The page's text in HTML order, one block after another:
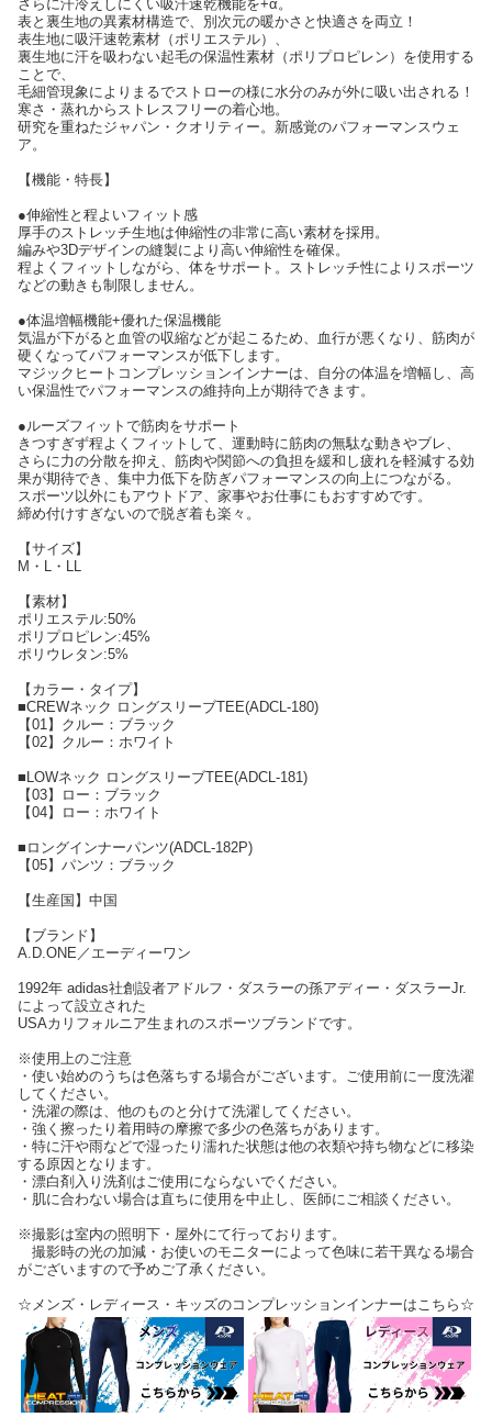
さらに汗冷えしにくい吸汗速乾機能を+α。
表と裏生地の異素材構造で、別次元の暖かさと快適さを両立！
表生地に吸汗速乾素材（ポリエステル）、
裏生地に汗を吸わない起毛の保温性素材（ポリプロピレン）を使用する
ことで、
毛細管現象によりまるでストローの様に水分のみが外に吸い出される！
寒さ・蒸れからストレスフリーの着心地。
研究を重ねたジャパン・クオリティー。新感覚のパフォーマンスウェ
ア。
【機能・特長】
●伸縮性と程よいフィット感
厚手のストレッチ生地は伸縮性の非常に高い素材を採用。
編みや3Dデザインの縫製により高い伸縮性を確保。
程よくフィットしながら、体をサポート。ストレッチ性によりスポーツ
などの動きも制限しません。
●体温増幅機能+優れた保温機能
気温が下がると血管の収縮などが起こるため、血行が悪くなり、筋肉が
硬くなってパフォーマンスが低下します。
マジックヒートコンプレッションインナーは、自分の体温を増幅し、高
い保温性でパフォーマンスの維持向上が期待できます。
●ルーズフィットで筋肉をサポート
きつすぎず程よくフィットして、運動時に筋肉の無駄な動きやブレ、
さらに力の分散を抑え、筋肉や関節への負担を緩和し疲れを軽減する効
果が期待でき、集中力低下を防ぎパフォーマンスの向上につながる。
スポーツ以外にもアウトドア、家事やお仕事にもおすすめです。
締め付けすぎないので脱ぎ着も楽々。
【サイズ】
M・L・LL
【素材】
ポリエステル:50%
ポリプロピレン:45%
ポリウレタン:5%
【カラー・タイプ】
■CREWネック ロングスリーブTEE(ADCL-180)
【01】クルー：ブラック
【02】クルー：ホワイト
■LOWネック ロングスリーブTEE(ADCL-181)
【03】ロー：ブラック
【04】ロー：ホワイト
■ロングインナーパンツ(ADCL-182P)
【05】パンツ：ブラック
【生産国】中国
【ブランド】
A.D.ONE／エーディーワン
1992年 adidas社創設者アドルフ・ダスラーの孫アディー・ダスラーJr.
によって設立された
USAカリフォルニア生まれのスポーツブランドです。
※使用上のご注意
・使い始めのうちは色落ちする場合がございます。ご使用前に一度洗濯
してください。
・洗濯の際は、他のものと分けて洗濯してください。
・強く擦ったり着用時の摩擦で多少の色落ちがあります。
・特に汗や雨などで湿ったり濡れた状態は他の衣類や持ち物などに移染
する原因となります。
・漂白剤入り洗剤はご使用にならないでください。
・肌に合わない場合は直ちに使用を中止し、医師にご相談ください。
※撮影は室内の照明下・屋外にて行っております。
撮影時の光の加減・お使いのモニターによって色味に若干異なる場合
がございますので予めご了承ください。
☆メンズ・レディース・キッズのコンプレッションインナーはこちら☆